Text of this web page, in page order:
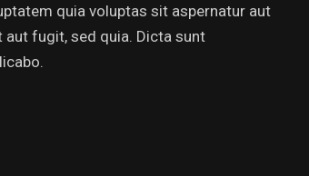
quia voluptas sit aspernatur aut
aut fugit, sed quia. Dicta sunt